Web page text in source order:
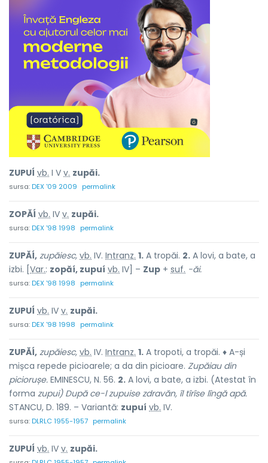
ZUPUÍ vb. I V v. zupăi.
sursa:DEX '09 2009 permalink
ZOPĂÍ vb. IV v. zupăi.
sursa:DEX '98 1998 permalink
ZUPĂÍ, zupăiesc, vb. IV. Intranz. 1. A tropăi. 2. A lovi, a bate, a
izbi. [ Var.: zopăí, zupuí vb. IV] – Zup + suf. -ăi.
sursa:DEX '98 1998 permalink
ZUPUÍ vb. IV v. zupăi.
sursa:DEX '98 1998 permalink
ZUPĂÍ, zupăiesc, vb. IV. Intranz. 1. A tropoti, a tropăi. ♦ A-și
mișca repede picioarele; a da din picioare. Zupăiau din
piciorușe. EMINESCU, N. 56. 2. A lovi, a bate, a izbi. (Atestat în
forma zupui) După ce-l zupuise zdravăn, îl tîrîse lîngă apă.
STANCU, D. 189. – Variantă: zupuí vb. IV.
sursa:DLRLC 1955-1957 permalink
ZUPUÍ vb. IV v. zupăi.